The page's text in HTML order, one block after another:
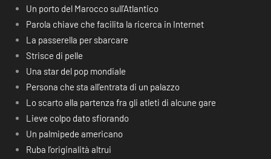
Un porto del Marocco sull’Atlantico
Parola chiave che facilita la ricerca in Internet
La passerella per sbarcare
Strisce di pelle
Una star del pop mondiale
Persona che sta all’entrata di un palazzo
Lo scarto alla partenza fra gli atleti di alcune gare
Lieve colpo dato sfiorando
Un palmipede americano
Ruba l’originalità altrui